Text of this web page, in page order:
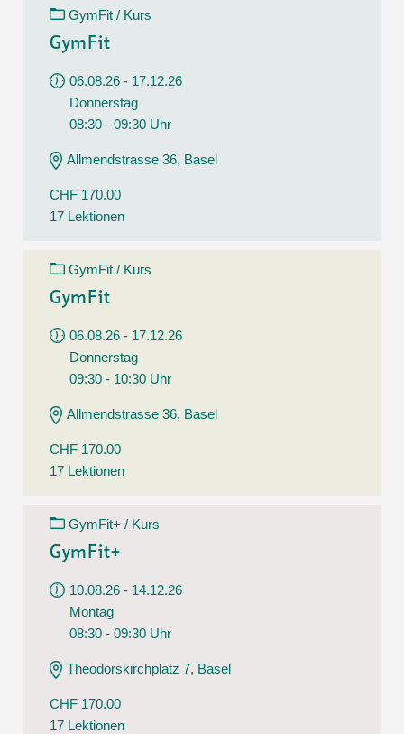
GymFit / Kurs
GymFit
06.08.26 - 17.12.26
Donnerstag
08:30 - 09:30 Uhr
Allmendstrasse 36, Basel
CHF 170.00
17 Lektionen
GymFit / Kurs
GymFit
06.08.26 - 17.12.26
Donnerstag
09:30 - 10:30 Uhr
Allmendstrasse 36, Basel
CHF 170.00
17 Lektionen
GymFit+ / Kurs
GymFit+
10.08.26 - 14.12.26
Montag
08:30 - 09:30 Uhr
Theodorskirchplatz 7, Basel
CHF 170.00
17 Lektionen